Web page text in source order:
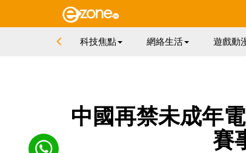
科技焦點 網絡生活 遊戲動
中國再禁未成年
賽